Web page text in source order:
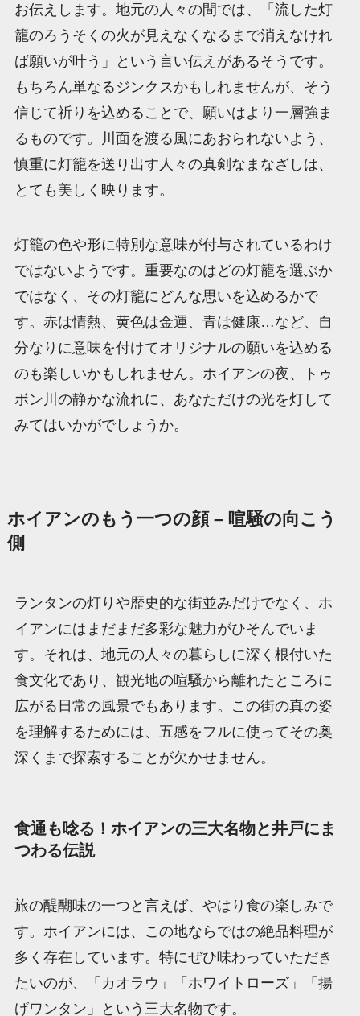
お伝えします。地元の人々の間では、「流した灯
籠のろうそくの火が見えなくなるまで消えなけれ
ば願いが叶う」という言い伝えがあるそうです。
もちろん単なるジンクスかもしれませんが、そう
信じて祈りを込めることで、願いはより一層強ま
るものです。川面を渡る風にあおられないよう、
慎重に灯籠を送り出す人々の真剣なまなざしは、
とても美しく映ります。
灯籠の色や形に特別な意味が付与されているわけ
ではないようです。重要なのはどの灯籠を選ぶか
ではなく、その灯籠にどんな思いを込めるかで
す。赤は情熱、黄色は金運、青は健康…など、自
分なりに意味を付けてオリジナルの願いを込める
のも楽しいかもしれません。ホイアンの夜、トゥ
ボン川の静かな流れに、あなただけの光を灯して
みてはいかがでしょうか。
ホイアンのもう一つの顔 – 喧騒の向こう
側
ランタンの灯りや歴史的な街並みだけでなく、ホ
イアンにはまだまだ多彩な魅力がひそんでいま
す。それは、地元の人々の暮らしに深く根付いた
食文化であり、観光地の喧騒から離れたところに
広がる日常の風景でもあります。この街の真の姿
を理解するためには、五感をフルに使ってその奥
深くまで探索することが欠かせません。
食通も唸る！ホイアンの三大名物と井戸にま
つわる伝説
旅の醍醐味の一つと言えば、やはり食の楽しみで
す。ホイアンには、この地ならではの絶品料理が
多く存在しています。特にぜひ味わっていただき
たいのが、「カオラウ」「ホワイトローズ」「揚
げワンタン」という三大名物です。